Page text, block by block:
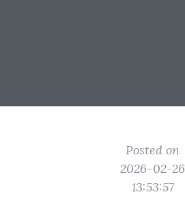
Posted on
2026-02-26
13:53:57